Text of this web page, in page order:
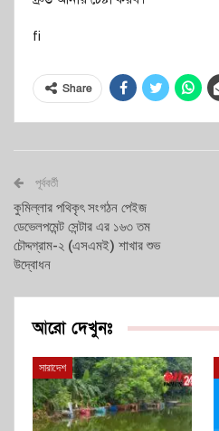
fi
Share
পূর্ববর্তী
কুমিল্লার পথিকৃৎ সংগঠন পেইজ
ডেভেলপমেন্ট সেন্টার এর ১৬৩ তম
চৌদ্দগ্রাম-২ (এসএমই) শাখার শুভ
উদ্বোধন
আরো দেখুনঃ
সারাদেশ